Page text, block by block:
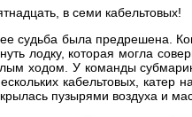
в семи кабельтовых!
судьба была предрешена.
лодку, которая могла
ходом. У команды
кабельтовых,
пузырями воздуха и